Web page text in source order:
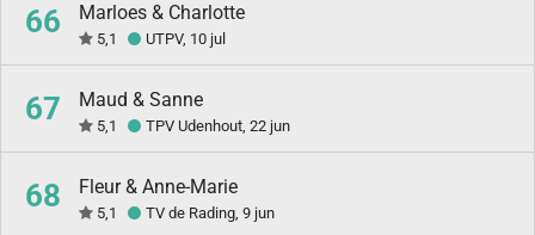
66 Marloes & Charlotte
5,1 UTPV, 10 jul
67 Maud & Sanne
5,1 TPV Udenhout, 22 jun
68 Fleur & Anne-Marie
5,1 TV de Rading, 9 jun